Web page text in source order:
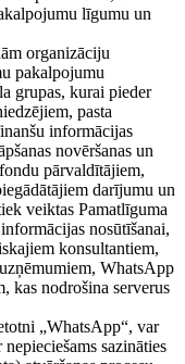
līgumu un
organizāciju
pakalpojumu
grupas, kurai pieder
pasta
informācijas
novēršanas un
pārvaldītājiem,
darījumu un
veiktas Pamatlīguma
nosūtīšanai,
konsultantiem,
WhatsApp
kas nodrošina serverus
„WhatsApp“, var
sazināties